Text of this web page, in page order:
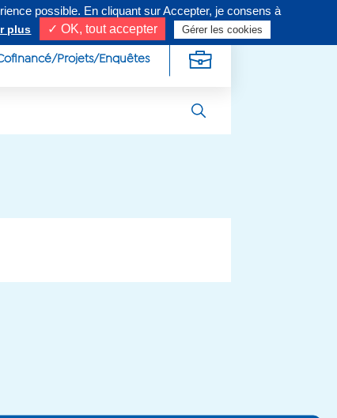
nous sur
Projets/Enquêtes
possible. En cliquant sur Accepter, je consens à
plus ✓ OK, tout accepter Gérer les cookies